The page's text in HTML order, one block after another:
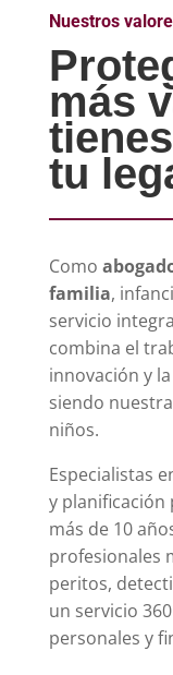
Nuestros
más
tu
Como
familia,
servicio
combina el
innovación y
siendo
niños.
Especialistas
y
más de 10
profesionales
peritos,
un servicio
personales y